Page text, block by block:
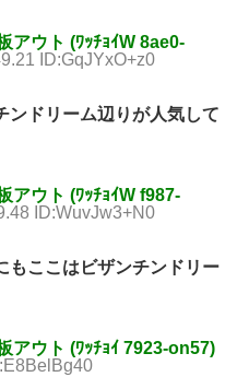
アウト (ﾜｯﾁｮｲW 8ae0-
ID:GqJYxO+z0
ンドリーム辺りが人気して
アウト (ﾜｯﾁｮｲW f987-
ID:WuvJw3+N0
もここはビザンチンドリー
アウト (ﾜｯﾁｮｲ 7923-on57)